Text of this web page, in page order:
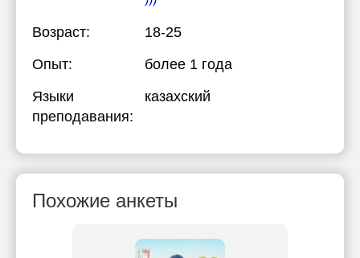
Возраст:
18-25
Опыт:
более 1 года
Языки
преподавания:
казахский
Похожие анкеты